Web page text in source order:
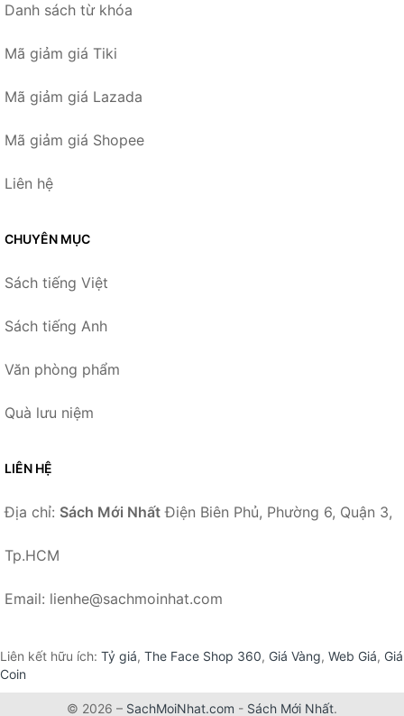
Danh sách từ khóa
Mã giảm giá Tiki
Mã giảm giá Lazada
Mã giảm giá Shopee
Liên hệ
CHUYÊN MỤC
Sách tiếng Việt
Sách tiếng Anh
Văn phòng phẩm
Quà lưu niệm
LIÊN HỆ
Địa chỉ: Sách Mới Nhất Điện Biên Phủ, Phường 6, Quận 3,
Tp.HCM
Email: lienhe@sachmoinhat.com
Liên kết hữu ích: Tỷ giá, The Face Shop 360, Giá Vàng, Web Giá, Giá
Coin
© 2026 – SachMoiNhat.com - Sách Mới Nhất.